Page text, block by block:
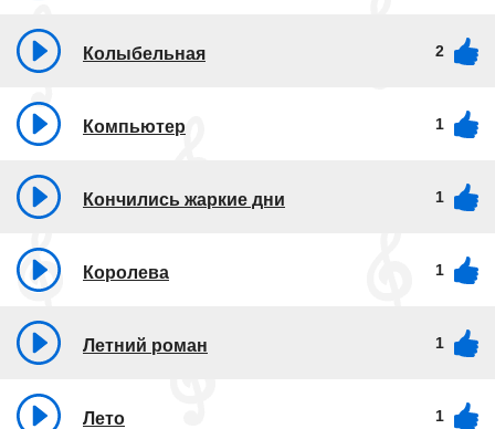
Колыбельная 2
Компьютер 1
Кончились жаркие дни 1
Королева 1
Летний роман 1
Лето 1